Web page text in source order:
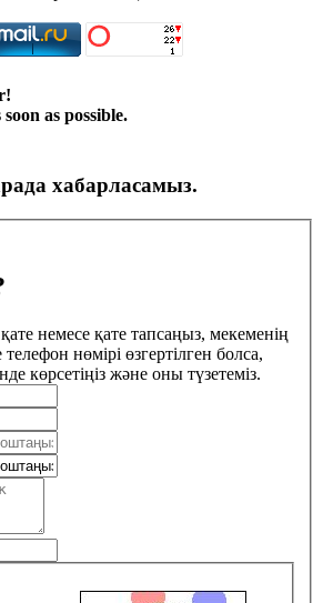
as possible.
хабарласамыз.
немесе қате тапсаңыз, мекеменің
нөмірі өзгертілген болса,
көрсетіңіз және оны түзетеміз.